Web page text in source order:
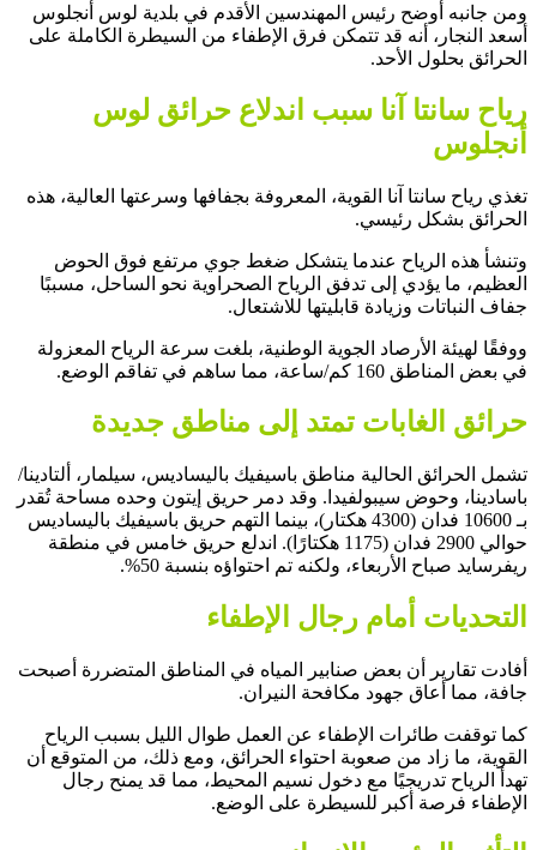
ومن جانبه أوضح رئيس المهندسين الأقدم في بلدية لوس أنجلوس
أسعد النجار، أنه قد تتمكن فرق الإطفاء من السيطرة الكاملة على
الحرائق بحلول الأحد.
رياح سانتا آنا سبب اندلاع حرائق لوس
أنجلوس
تغذي رياح سانتا آنا القوية، المعروفة بجفافها وسرعتها العالية، هذه
الحرائق بشكل رئيسي.
وتنشأ هذه الرياح عندما يتشكل ضغط جوي مرتفع فوق الحوض
العظيم، ما يؤدي إلى تدفق الرياح الصحراوية نحو الساحل، مسببًا
جفاف النباتات وزيادة قابليتها للاشتعال.
ووفقًا لهيئة الأرصاد الجوية الوطنية، بلغت سرعة الرياح المعزولة
في بعض المناطق 160 كم/ساعة، مما ساهم في تفاقم الوضع.
حرائق الغابات تمتد إلى مناطق جديدة
تشمل الحرائق الحالية مناطق باسيفيك باليساديس، سيلمار، ألتادينا/
باسادينا، وحوض سيبولفيدا. وقد دمر حريق إيتون وحده مساحة تُقدر
بـ 10600 فدان (4300 هكتار)، بينما التهم حريق باسيفيك باليساديس
حوالي 2900 فدان (1175 هكتارًا). اندلع حريق خامس في منطقة
ريفرسايد صباح الأربعاء، ولكنه تم احتواؤه بنسبة 50%.
التحديات أمام رجال الإطفاء
أفادت تقارير أن بعض صنابير المياه في المناطق المتضررة أصبحت
جافة، مما أعاق جهود مكافحة النيران.
كما توقفت طائرات الإطفاء عن العمل طوال الليل بسبب الرياح
القوية، ما زاد من صعوبة احتواء الحرائق، ومع ذلك، من المتوقع أن
تهدأ الرياح تدريجيًا مع دخول نسيم المحيط، مما قد يمنح رجال
الإطفاء فرصة أكبر للسيطرة على الوضع.